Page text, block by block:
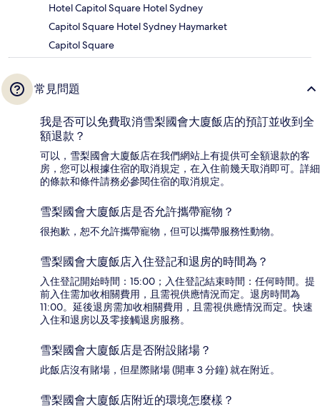
Hotel Capitol Square Hotel Sydney
Capitol Square Hotel Sydney Haymarket
Capitol Square
常見問題
我是否可以免費取消雪梨國會大廈飯店的預訂並收到全
額退款？
可以，雪梨國會大廈飯店在我們網站上有提供可全額退款的客
房，您可以根據住宿的取消規定，在入住前幾天取消即可。詳細
的條款和條件請務必參閱住宿的取消規定。
雪梨國會大廈飯店是否允許攜帶寵物？
很抱歉，恕不允許攜帶寵物，但可以攜帶服務性動物。
雪梨國會大廈飯店入住登記和退房的時間為？
入住登記開始時間：15:00；入住登記結束時間：任何時間。提
前入住需加收相關費用，且需視供應情況而定。退房時間為
11:00。延後退房需加收相關費用，且需視供應情況而定。快速
入住和退房以及零接觸退房服務。
雪梨國會大廈飯店是否附設賭場？
此飯店沒有賭場，但星際賭場 (開車 3 分鐘) 就在附近。
雪梨國會大廈飯店附近的環境怎麼樣？